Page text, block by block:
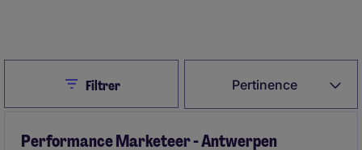
Pertinence
CloseFiltrer
Performance Marketeer - Antwerpen